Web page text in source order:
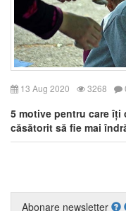
13 Aug 2020 3268
5 motive pentru care îți
căsătorit să fie mai
Abonare newsletter